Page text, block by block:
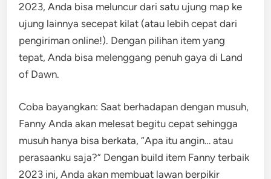
2023, Anda bisa meluncur dari satu ujung map ke
ujung lainnya secepat kilat (atau lebih cepat dari
pengiriman online!). Dengan pilihan item yang
tepat, Anda bisa melenggang penuh gaya di Land
of Dawn.
Coba bayangkan: Saat berhadapan dengan musuh,
Fanny Anda akan melesat begitu cepat sehingga
musuh hanya bisa berkata, “Apa itu angin… atau
perasaanku saja?” Dengan build item Fanny terbaik
2023 ini, Anda akan membuat lawan berpikir